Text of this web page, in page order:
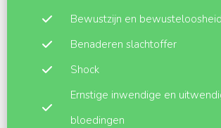
Bewustzijn en bewusteloosheid
Benaderen slachtoffer
Shock
Ernstige inwendige en
bloedingen